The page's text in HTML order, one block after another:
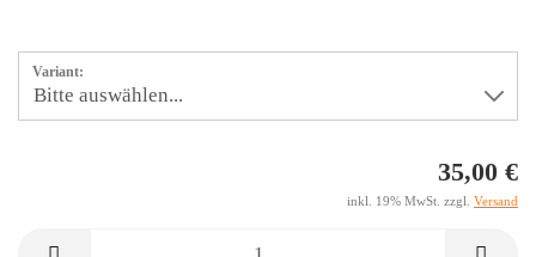
Variant:
35,00 €
inkl. 19% MwSt. zzgl. Versand